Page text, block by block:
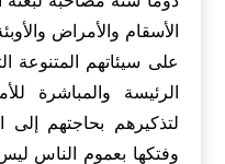
الأسقام والأمراض
على سيئاتهم المتنوعة
الرئيسة والمباشرة
لتذكيرهم بحاجتهم
وفتكها بعموم الناس